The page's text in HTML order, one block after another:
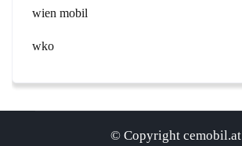
wien mobil
wko
© Copyright cemobil.at